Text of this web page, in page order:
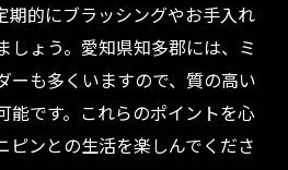
期的にブラッシングやお手入れ
しょう。愛知県知多郡には、ミ
ーも多くいますので、質の高い
能です。これらのポイントを心
ピンとの生活を楽しんでくださ